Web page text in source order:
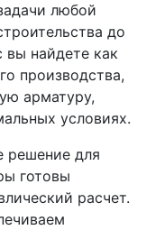
любой
до
вы найдете как
производства,
арматуру,
условиях.
решение для
готовы
расчет.